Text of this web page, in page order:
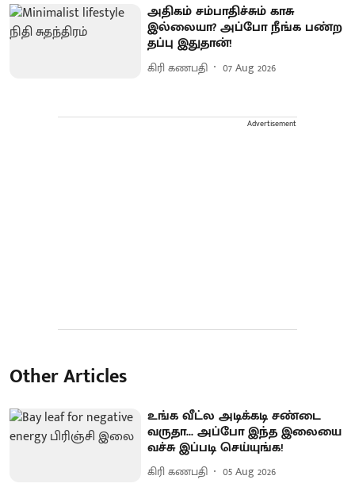
அதிகம் சம்பாதிச்சும் காசு
இல்லையா? அப்போ நீங்க பண்ற
தப்பு இதுதான்!
கிரி கணபதி 07 Aug 2026
Advertisement
Other Articles
உங்க வீட்ல அடிக்கடி சண்டை
வருதா... அப்போ இந்த இலையை
வச்சு இப்படி செய்யுங்க!
கிரி கணபதி 05 Aug 2026